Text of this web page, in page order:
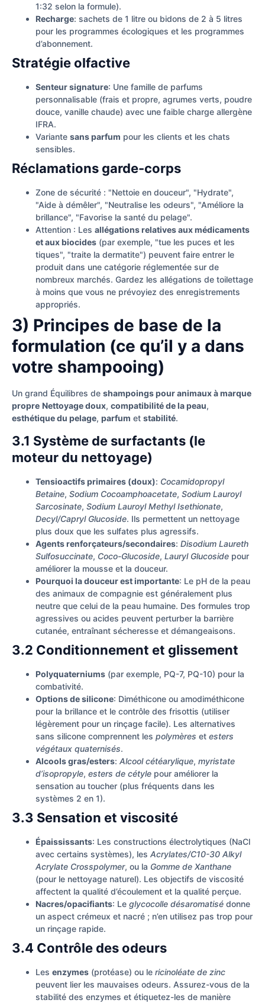
1:32 selon la formule).
Recharge: sachets de 1 litre ou bidons de 2 à 5 litres
pour les programmes écologiques et les programmes
d’abonnement.
Stratégie olfactive
Senteur signature: Une famille de parfums
personnalisable (frais et propre, agrumes verts, poudre
douce, vanille chaude) avec une faible charge allergène
IFRA.
Variante sans parfum pour les clients et les chats
sensibles.
Réclamations garde-corps
Zone de sécurité : "Nettoie en douceur", "Hydrate",
"Aide à démêler", "Neutralise les odeurs", "Améliore la
brillance", "Favorise la santé du pelage".
Attention : Les allégations relatives aux médicaments
et aux biocides (par exemple, "tue les puces et les
tiques", "traite la dermatite") peuvent faire entrer le
produit dans une catégorie réglementée sur de
nombreux marchés. Gardez les allégations de toilettage
à moins que vous ne prévoyiez des enregistrements
appropriés.
3) Principes de base de la
formulation (ce qu’il y a dans
votre shampooing)
Un grand Équilibres de shampoings pour animaux à marque
propre Nettoyage doux, compatibilité de la peau,
esthétique du pelage, parfum et stabilité.
3.1 Système de surfactants (le
moteur du nettoyage)
Tensioactifs primaires (doux): Cocamidopropyl
Betaine, Sodium Cocoamphoacetate, Sodium Lauroyl
Sarcosinate, Sodium Lauroyl Methyl Isethionate,
Decyl/Capryl Glucoside. Ils permettent un nettoyage
plus doux que les sulfates plus agressifs.
Agents renforçateurs/secondaires: Disodium Laureth
Sulfosuccinate, Coco-Glucoside, Lauryl Glucoside pour
améliorer la mousse et la douceur.
Pourquoi la douceur est importante: Le pH de la peau
des animaux de compagnie est généralement plus
neutre que celui de la peau humaine. Des formules trop
agressives ou acides peuvent perturber la barrière
cutanée, entraînant sécheresse et démangeaisons.
3.2 Conditionnement et glissement
Polyquaterniums (par exemple, PQ-7, PQ-10) pour la
combativité.
Options de silicone: Diméthicone ou amodiméthicone
pour la brillance et le contrôle des frisottis (utiliser
légèrement pour un rinçage facile). Les alternatives
sans silicone comprennent les polymères et esters
végétaux quaternisés.
Alcools gras/esters: Alcool cétéarylique, myristate
d’isopropyle, esters de cétyle pour améliorer la
sensation au toucher (plus fréquents dans les
systèmes 2 en 1).
3.3 Sensation et viscosité
Épaississants: Les constructions électrolytiques (NaCl
avec certains systèmes), les Acrylates/C10-30 Alkyl
Acrylate Crosspolymer, ou la Gomme de Xanthane
(pour le nettoyage naturel). Les objectifs de viscosité
affectent la qualité d’écoulement et la qualité perçue.
Nacres/opacifiants: Le glycocolle désaromatisé donne
un aspect crémeux et nacré ; n’en utilisez pas trop pour
un rinçage rapide.
3.4 Contrôle des odeurs
Les enzymes (protéase) ou le ricinoléate de zinc
peuvent lier les mauvaises odeurs. Assurez-vous de la
stabilité des enzymes et étiquetez-les de manière